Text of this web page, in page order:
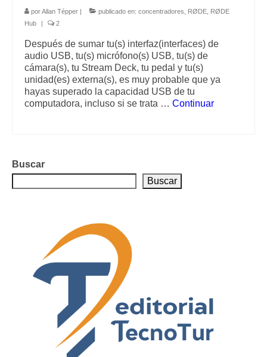
porAllan Tépper publicado en: concentradores RØDE
RØDE
Hub
2
Después de sumar tu(s) interfaz(interfaces) de
audio USB, tu(s) micrófono(s) USB, tu(s) de
cámara(s), tu Stream Deck, tu pedal y tu(s)
unidad(es) externa(s), es muy probable que ya
hayas superado la capacidad USB de tu
computadora, incluso si se trata … Continuar
Buscar
Buscar